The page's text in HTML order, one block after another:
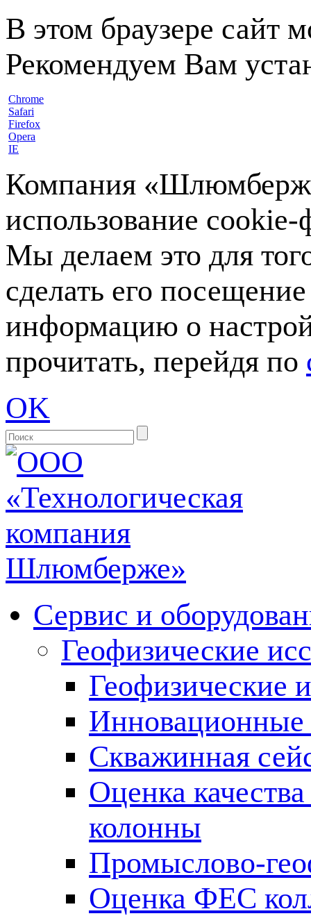
В этом браузере сайт
Рекомендуем Вам
Chrome
Safari
Firefox
Opera
IE
Компания
использование
Мы делаем это для
сделать его
информацию о
прочитать, перейдя по
OK
Сервис и
Геофизические
Геофизические
Инновационные
Скважинная
Оценка
колонны
Промыслово-
Оценка ФЕС